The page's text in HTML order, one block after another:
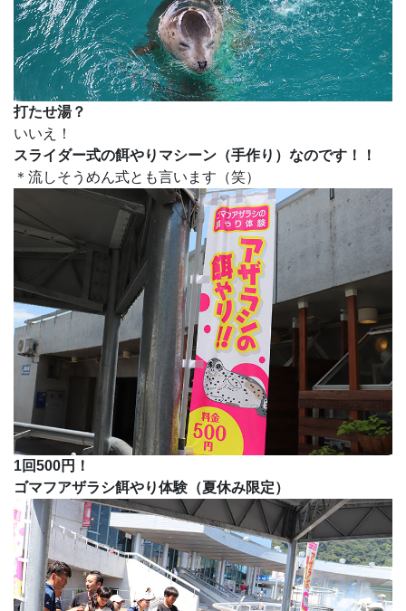
打たせ湯？
いいえ！
スライダー式の餌やりマシーン（手作り）なのです！！
＊流しそうめん式とも言います（笑）
1回500円！
ゴマフアザラシ餌やり体験（夏休み限定）